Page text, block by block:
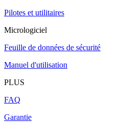
Pilotes et utilitaires
Micrologiciel
Feuille de données de sécurité
Manuel d'utilisation
PLUS
FAQ
Garantie